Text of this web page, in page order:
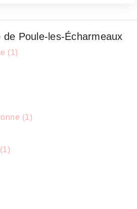
de Poule-les-Écharmeaux
(1)
(1)